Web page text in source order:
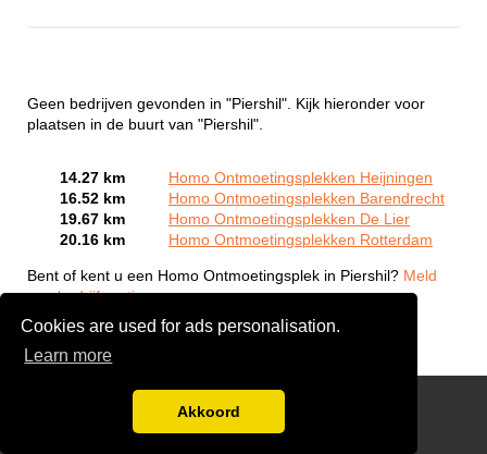
Cookies are used for ads personalisation.
Learn more
Akkoord
Geen bedrijven gevonden in "Piershil". Kijk hieronder voor
plaatsen in de buurt van "Piershil".
14.27 km
Homo Ontmoetingsplekken Heijningen
16.52 km
Homo Ontmoetingsplekken Barendrecht
19.67 km
Homo Ontmoetingsplekken De Lier
20.16 km
Homo Ontmoetingsplekken Rotterdam
Bent of kent u een Homo Ontmoetingsplek in Piershil? Meld
een bedrijf gratis aan